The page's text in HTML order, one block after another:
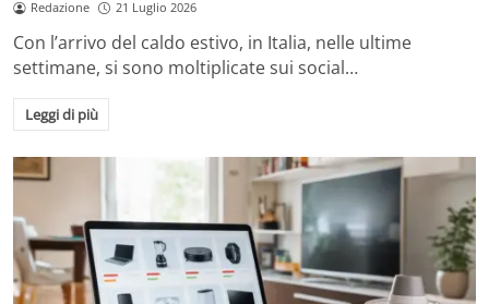
Redazione 21 Luglio 2026
Con l’arrivo del caldo estivo, in Italia, nelle ultime
settimane, si sono moltiplicate sui social…
Leggi di più